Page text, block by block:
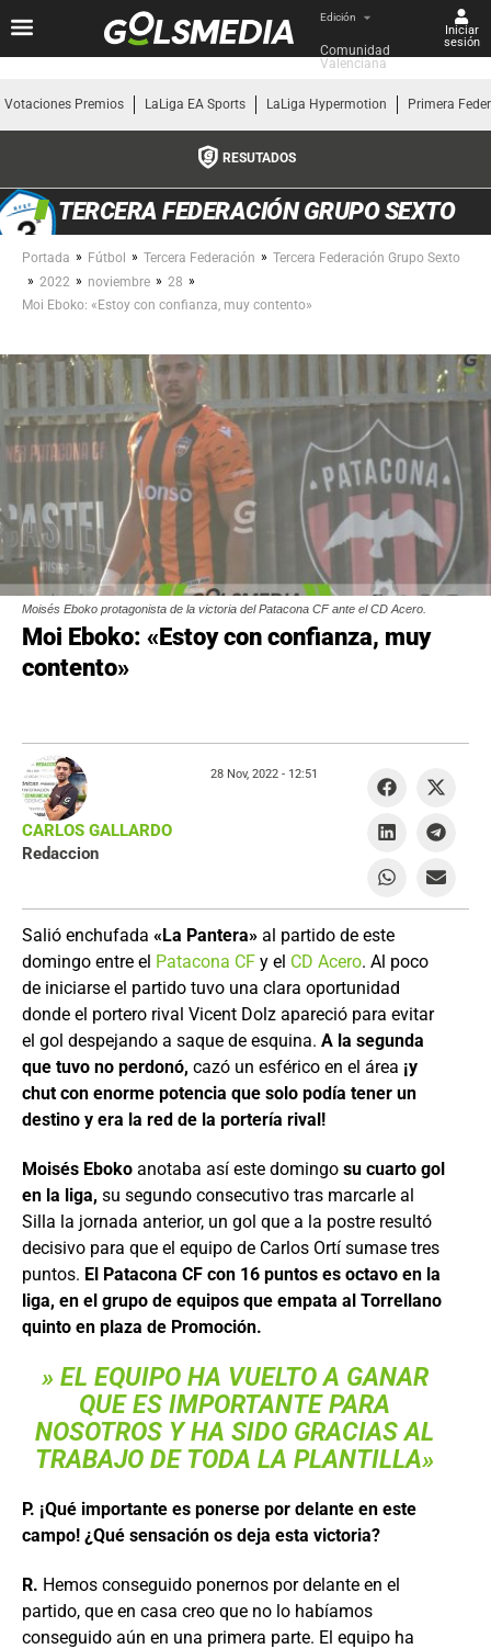
Edición
Comunidad
Valenciana
Iniciar
sesión
Votaciones Premios LaLiga EA Sports LaLiga Hypermotion Primera
RESUTADOS
TERCERA FEDERACIÓN GRUPO SEXTO
Portada » Fútbol » Tercera Federación » Tercera Federación Grupo Sexto
» 2022 » noviembre » 28 »
Moi Eboko: «Estoy con confianza, muy contento»
Moisés Eboko protagonista de la victoria del Patacona CF ante el CD Acero.
Moi Eboko: «Estoy con confianza, muy
contento»
Salió enchufada «La Pantera» al partido de este
domingo entre el Patacona CF y el CD Acero. Al poco
de iniciarse el partido tuvo una clara oportunidad
donde el portero rival Vicent Dolz apareció para evitar
el gol despejando a saque de esquina. A la segunda
que tuvo no perdonó, cazó un esférico en el área ¡y
chut con enorme potencia que solo podía tener un
destino y era la red de la portería rival!
Moisés Eboko anotaba así este domingo su cuarto gol
en la liga, su segundo consecutivo tras marcarle al
Silla la jornada anterior, un gol que a la postre resultó
decisivo para que el equipo de Carlos Ortí sumase tres
puntos. El Patacona CF con 16 puntos es octavo en la
liga, en el grupo de equipos que empata al Torrellano
quinto en plaza de Promoción.
» EL EQUIPO HA VUELTO A GANAR
QUE ES IMPORTANTE PARA
NOSOTROS Y HA SIDO GRACIAS AL
TRABAJO DE TODA LA PLANTILLA»
P. ¡Qué importante es ponerse por delante en este
campo! ¿Qué sensación os deja esta victoria?
R. Hemos conseguido ponernos por delante en el
partido, que en casa creo que no lo habíamos
conseguido aún en una primera parte. El equipo ha
CARLOS GALLARDO
Redaccion
28 Nov, 2022 - 12:51